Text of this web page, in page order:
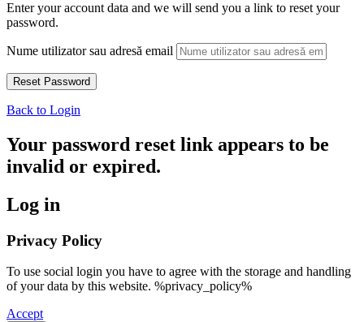
Enter your account data and we will send you a link to reset your
password.
Nume utilizator sau adresă email
Back to Login
Your password reset link appears to be
invalid or expired.
Log in
Privacy Policy
To use social login you have to agree with the storage and handling
of your data by this website. %privacy_policy%
Accept